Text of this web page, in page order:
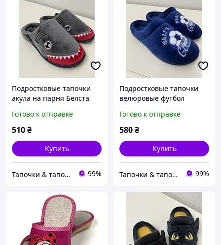
Подростковые тапочки
акула на парня Белста
Готово к отправке
510₴
Купить
Тапочки & тапочки 99%
Подростковые тапочки
велюровые футбол
размер
Готово к отправке
580₴
Купить
Тапочки & тапочки 99%